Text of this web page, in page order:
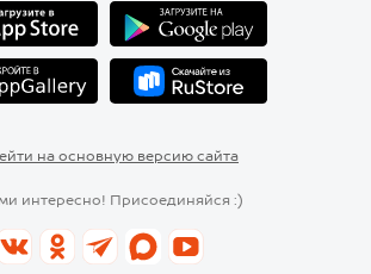
на основную версию сайта
интересно! Присоединяйся :)